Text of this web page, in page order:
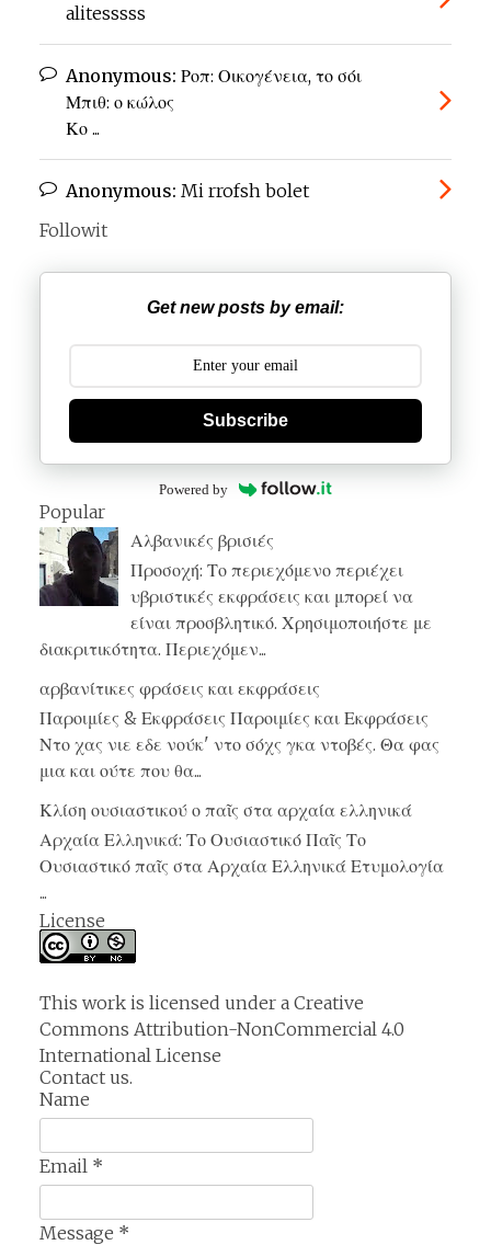
alitesssss
Anonymous: Ροπ: Οικογένεια, το σόι
Μπιθ: ο κώλος
Κο ...
Anonymous: Mi rrofsh bolet
Followit
Get new posts by email:
Subscribe
Powered by
Popular
Αλβανικές βρισιές
Προσοχή: Το περιεχόμενο περιέχει
υβριστικές εκφράσεις και μπορεί να
είναι προσβλητικό. Χρησιμοποιήστε με
διακριτικότητα. Περιεχόμεν...
αρβανίτικες φράσεις και εκφράσεις
Παροιμίες & Εκφράσεις Παροιμίες και Εκφράσεις
Ντο χας νιε εδε νούκ' ντο σόχς γκα ντοβές. Θα φας
μια και ούτε που θα...
Κλίση ουσιαστικού ο παῖς στα αρχαία ελληνικά
Αρχαία Ελληνικά: Το Ουσιαστικό Παῖς Το
Ουσιαστικό παῖς στα Αρχαία Ελληνικά Ετυμολογία
...
License
This work is licensed under a Creative
Commons Attribution-NonCommercial 4.0
International License
Contact us.
Name
Email *
Message *